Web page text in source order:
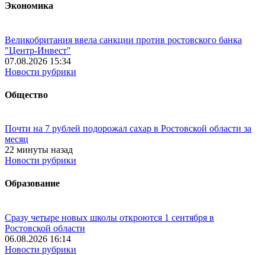
Экономика
Великобритания ввела санкции против ростовского банка
"Центр-Инвест"
07.08.2026 15:34
Новости рубрики
Общество
Почти на 7 рублей подорожал сахар в Ростовской области за
месяц
22 минуты назад
Новости рубрики
Образование
Сразу четыре новых школы откроются 1 сентября в
Ростовской области
06.08.2026 16:14
Новости рубрики